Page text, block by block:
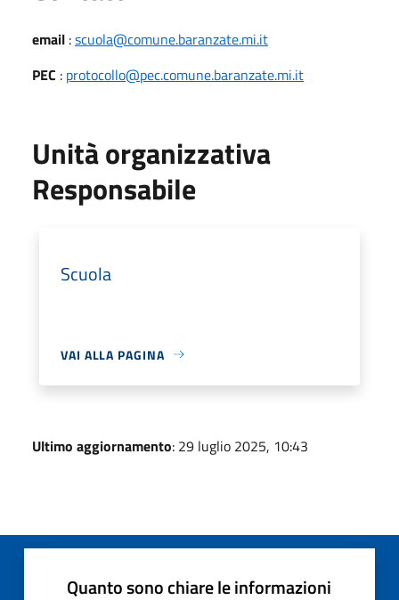
email :scuola@comune.baranzate.mi.it
PEC : protocollo@pec.comune.baranzate.mi.it
Unità organizzativa
Responsabile
Scuola
VAI ALLA PAGINA
Ultimo aggiornamento: 29 luglio 2025, 10:43
Quanto sono chiare le informazioni